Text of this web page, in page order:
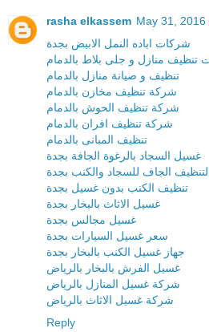
rasha elkassem May 31, 2016
شركات اباده النمل الابيض بجدة
تنظيف منازل و جلى بلاط بالدمام
تنظيف و صيانة منازل بالدمام
شركة تنظيف مخازن بالدمام
شركة تنظيف الحوش بالدمام
شركة تنظيف افران بالدمام
تنظيف المبانى بالدمام
غسيل السجاد بالرغوة الجافة بجدة
الجاف للسجاد والكنب بجدة
تنظيف الكنب بدون غسيل بجدة
غسيل الاثاث بالبخار بجدة
غسيل مجالس بجدة
سعر غسيل السيارات بجدة
جهاز غسيل الكنب بالبخار بجدة
غسيل الفرش بالبخار بالرياض
شركة غسيل المنازل بالرياض
شركة غسيل الاثاث بالرياض
Reply